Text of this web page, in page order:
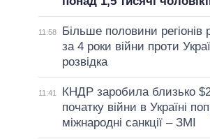
11:58
Більше половини регіонів
за 4 роки війни проти
розвідка
11:41
КНДР заробила близько
початку війни в Україні
міжнародні санкції – ЗМІ